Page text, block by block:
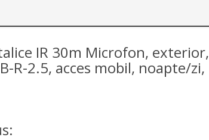
IR 30m Microfon, exterior,
R-2.5, acces mobil, noapte/zi,